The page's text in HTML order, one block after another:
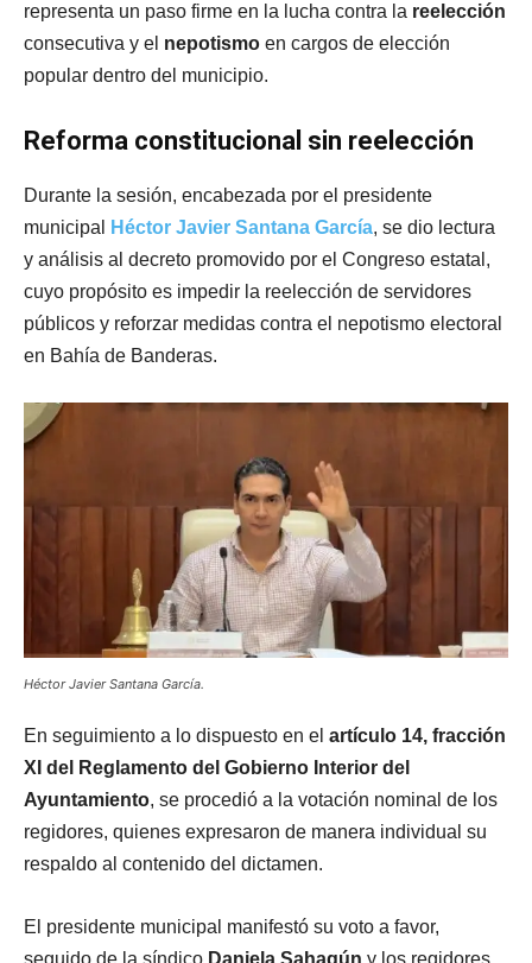
representa un paso firme en la lucha contra la reelección
consecutiva y el nepotismo en cargos de elección
popular dentro del municipio.
Reforma constitucional sin reelección
Durante la sesión, encabezada por el presidente
municipal
Héctor Javier Santana García, se dio lectura
y análisis al decreto promovido por el Congreso estatal,
cuyo propósito es impedir la reelección de servidores
públicos y reforzar medidas contra el nepotismo electoral
en Bahía de Banderas.
Héctor Javier Santana García.
En seguimiento a lo dispuesto en el artículo 14, fracción
XI del Reglamento del Gobierno Interior del
Ayuntamiento, se procedió a la votación nominal de los
regidores, quienes expresaron de manera individual su
respaldo al contenido del dictamen.
El presidente municipal manifestó su voto a favor,
seguido de la síndico Daniela Sahagún y los regidores